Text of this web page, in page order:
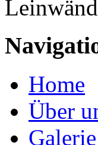
Home
Über
Galerie